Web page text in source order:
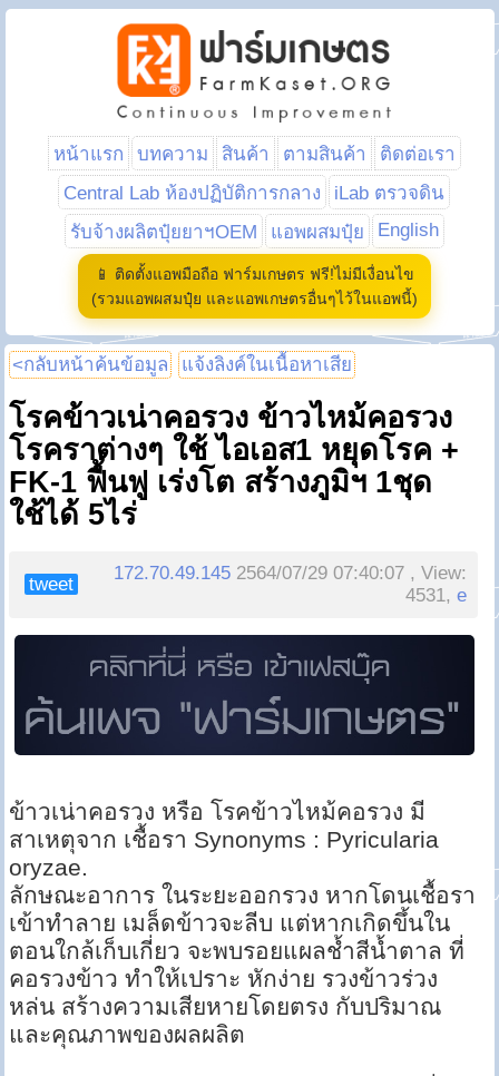
หน้าแรก บทความ สินค้า ตามสินค้า
ติดต่อเรา
Central Lab ห้องปฏิบัติการกลาง
iLab ตรวจดิน
รับจ้างผลิตปุ๋ยยาฯOEM
แอพผสมปุ๋ย English
📱 ติดตั้งแอพมือถือ ฟาร์มเกษตร ฟรี!ไม่มีเงื่อนไข
(รวมแอพผสมปุ๋ย และแอพเกษตรอื่นๆไว้ในแอพนี้)
<กลับหน้าค้นข้อมูล แจ้งลิงค์ในเนื้อหาเสีย
โรคข้าวเน่าคอรวง ข้าวไหม้คอรวง
โรคราต่างๆ ใช้ ไอเอส1 หยุดโรค +
FK-1 ฟื้นฟู เร่งโต สร้างภูมิฯ 1ชุด
ใช้ได้ 5ไร่
tweet
172.70.49.145 2564/07/29 07:40:07 , View:
4531,e
ข้าวเน่าคอรวง หรือ โรคข้าวไหม้คอรวง มี
สาเหตุจาก เชื้อรา Synonyms : Pyricularia
oryzae.
ลักษณะอาการ ในระยะออกรวง หากโดนเชื้อรา
เข้าทำลาย เมล็ดข้าวจะลีบ แต่หากเกิดขึ้นใน
ตอนใกล้เก็บเกี่ยว จะพบรอยแผลช้ำสีน้ำตาล ที่
คอรวงข้าว ทำให้เปราะ หักง่าย รวงข้าวร่วง
หล่น สร้างความเสียหายโดยตรง กับปริมาณ
และคุณภาพของผลผลิต